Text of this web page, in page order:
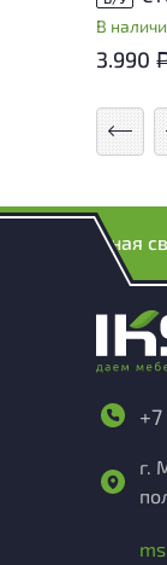
В
3.990
Обратная
г.